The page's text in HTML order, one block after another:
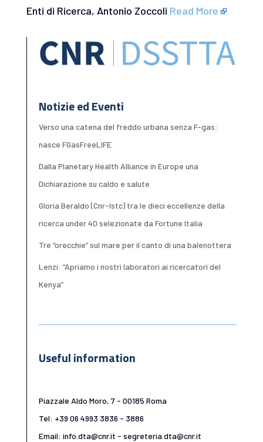
Enti di Ricerca, Antonio Zoccoli Read More
Notizie ed Eventi
Verso una catena del freddo urbana senza F-gas:
nasce FGasFreeLIFE
Dalla Planetary Health Alliance in Europe una
Dichiarazione su caldo e salute
Gloria Beraldo (Cnr-Istc) tra le dieci eccellenze della
ricerca under 40 selezionate da Fortune Italia
Tre “orecchie” sul mare per il canto di una balenottera
Lenzi: “Apriamo i nostri laboratori ai ricercatori del
Kenya”
Useful information
Piazzale Aldo Moro, 7 - 00185 Roma
Tel: +39 06 4993 3836 - 3886
Email: info.dta@cnr.it - segreteria.dta@cnr.it